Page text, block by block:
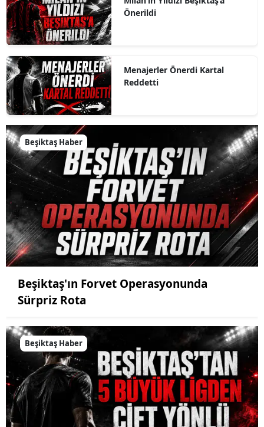
Önerildi
Menajerler Önerdi Kartal
Reddetti
Beşiktaş Haber
Beşiktaş'ın Forvet Operasyonunda
Sürpriz Rota
Beşiktaş Haber